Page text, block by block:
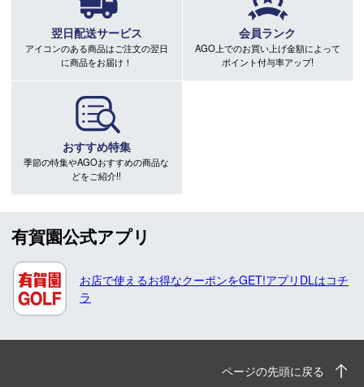
翌日配送サービス
アイコンのある商品はご注文の翌日
に商品をお届け！
会員ランク
AGO上でのお買い上げ金額によって
ポイント付与率アップ!
おすすめ特集
季節の特集やAGOおすすめの商品な
どをご紹介!!
有賀園公式アプリ
お店で使えるお得なクーポンをGET!アプリDLはコチ
ラ
ページの先頭に戻る